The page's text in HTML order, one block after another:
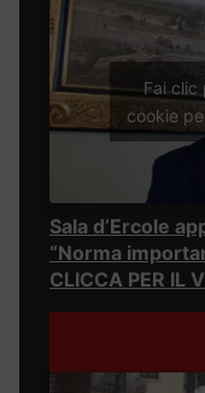
Fai clic
cookie
Sala d’Ercole
“Norma
CLICCA PER IL